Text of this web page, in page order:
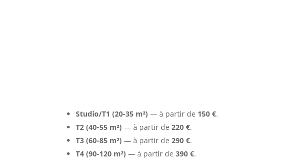
Studio/T1 (20-35 m²) — à partir de 150 €.
T2 (40-55 m²) — à partir de220 €.
T3 (60-85 m²) — à partir de290 €.
T4 (90-120 m²) — à partir de390 €.